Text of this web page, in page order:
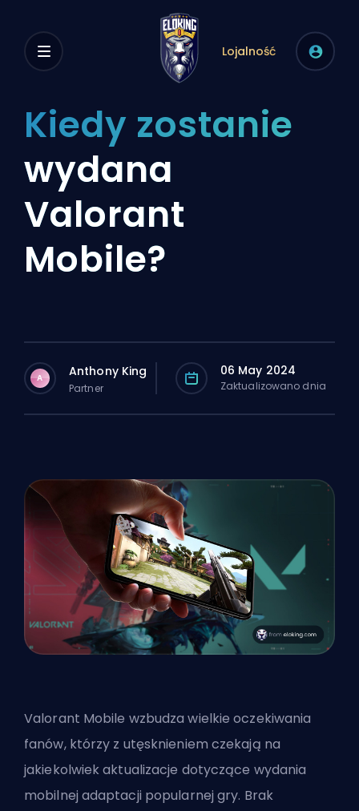
Lojalność
Kiedy zostanie
wydana
Valorant
Mobile?
A Anthony King
Partner
06 May 2024
Zaktualizowano dnia
Valorant Mobile wzbudza wielkie oczekiwania
fanów, którzy z utęsknieniem czekają na
jakiekolwiek aktualizacje dotyczące wydania
mobilnej adaptacji popularnej gry. Brak